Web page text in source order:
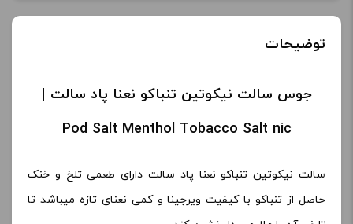
توضیحات
جوس سالت نیکوتین تنباکو نعنا پاد سالت |
Pod Salt Menthol Tobacco Salt nic
سالت نیکوتین تنباکو نعنا پاد سالت دارای طعمی تلخ و خنک
حاصل از تنباکو با کیفیت ویرجینا و کمی نعنای تازه میباشد تا